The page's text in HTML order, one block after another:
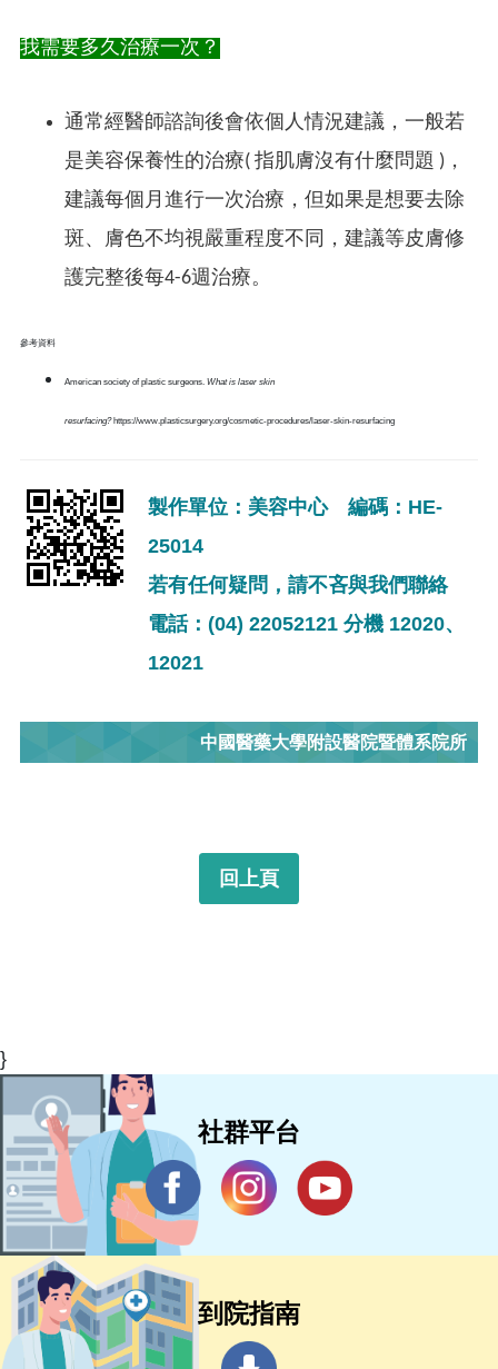
我需要多久治療一次？
通常經醫師諮詢後會依個人情況建議，一般若
是美容保養性的治療( 指肌膚沒有什麼問題 )，
建議每個月進行一次治療，但如果是想要去除
斑、膚色不均視嚴重程度不同，建議等皮膚修
護完整後每4-6週治療。
參考資料
American society of plastic surgeons. What is laser skin
resurfacing?https://www.plasticsurgery.org/cosmetic-procedures/laser-skin-resurfacing
製作單位：美容中心 編碼：HE-
25014
若有任何疑問，請不吝與我們聯絡
電話：(04) 22052121 分機 12020、
12021
中國醫藥大學附設醫院暨體系院所
回上頁
}
社群平台
到院指南